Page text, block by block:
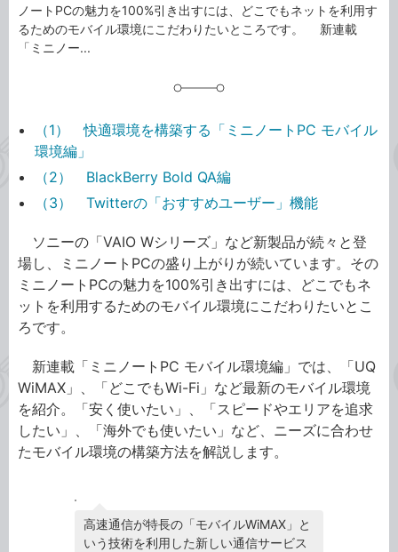
ノートPCの魅力を100%引き出すには、どこでもネットを利用す
るためのモバイル環境にこだわりたいところです。 新連載
「ミニノー...
（1） 快適環境を構築する「ミニノートPC モバイル
環境編」
（2） BlackBerry Bold QA編
（3） Twitterの「おすすめユーザー」機能
ソニーの「VAIO Wシリーズ」など新製品が続々と登
場し、ミニノートPCの盛り上がりが続いています。その
ミニノートPCの魅力を100%引き出すには、どこでもネ
ットを利用するためのモバイル環境にこだわりたいとこ
ろです。
新連載「ミニノートPC モバイル環境編」では、「UQ
WiMAX」、「どこでもWi-Fi」など最新のモバイル環境
を紹介。「安く使いたい」、「スピードやエリアを追求
したい」、「海外でも使いたい」など、ニーズに合わせ
たモバイル環境の構築方法を解説します。
高速通信が特長の「モバイルWiMAX」と
いう技術を利用した新しい通信サービス